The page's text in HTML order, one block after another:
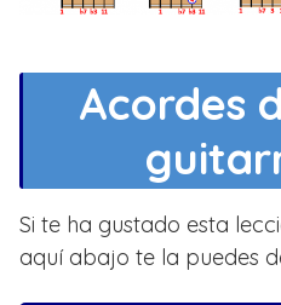
Acordes
Si te ha gustado esta
aquí abajo te la puedes